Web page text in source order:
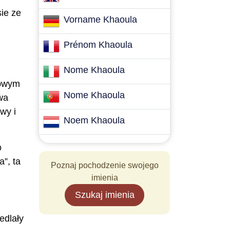
ze
i
ta
Vorname Khaoula
Prénom Khaoula
Nome Khaoula
Nome Khaoula
Noem Khaoula
Poznaj pochodzenie swojego
imienia
Szukaj imienia